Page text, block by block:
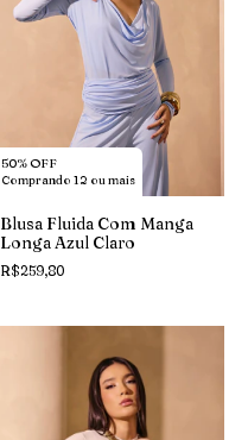
50% OFF
Comprando 12 ou mais
Blusa Fluida Com Manga
Longa Azul Claro
R$259,80